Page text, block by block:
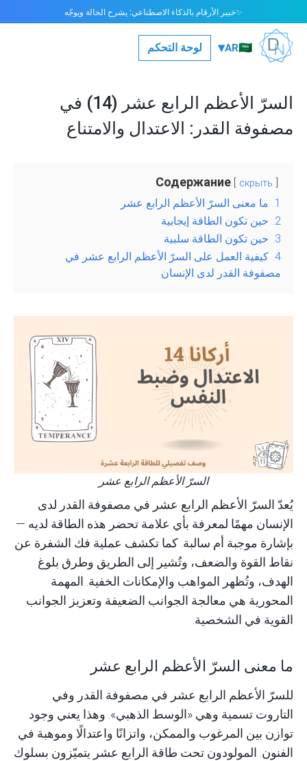
🇸🇦
AR
▾ لوحة التحكم
السرّ الأعظم الرابع عشر (14) في
مصفوفة القدر: الاعتدال والامتناع
Содержание скрыть
1. ما معنى السرّ الأعظم الرابع عشر
2. حين تكون الطاقة إيجابية
3. حين تكون الطاقة سلبية
4. كيفية العمل على السرّ الأعظم الرابع عشر في
مصفوفة القدر لدى الإنسان
السرّ الأعظم الرابع عشر
يُعدّ السرّ الأعظم الرابع عشر في مصفوفة القدر لدى
الإنسان مهمًا لمعرفة بأي علامة تحضر هذه الطاقة لديه —
بإشارة موجبة أم سالبة. كما تكشف عملية فك الشفرة عن
نقاط القوة والضعف، وتُشير إلى الطريق وطرق بلوغ
الهدف، وتُظهر المواهب والإمكانات الخفية. المهمة
المحورية هي معالجة الجوانب الضعيفة وتعزيز الجوانب
القوية في الشخصية.
ما معنى السرّ الأعظم الرابع عشر
للسرّ الأعظم الرابع عشر في مصفوفة القدر وفي
التاروت تسمية وهي «الوسط الذهبي». وهذا يعني وجود
توازن بين المرغوب والممكن، واتزانًا واعتدالًا وموهبة في
الفنون. المولودون تحت طاقة الرابع عشر يتميّزون بسلوك
✨خبير الأرقام بالذكاء الاصطناعي: يشرح الحالة ويوجّه